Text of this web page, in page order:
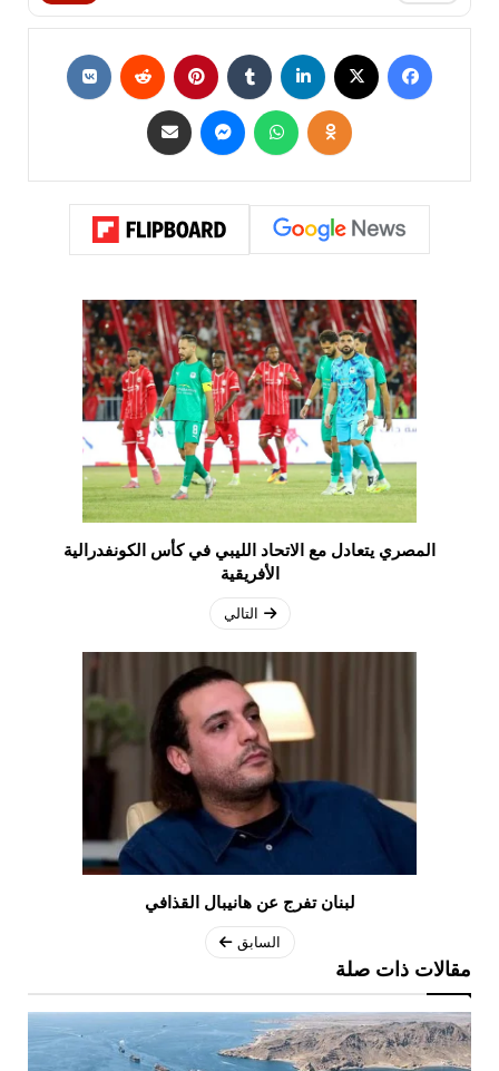
المصري يتعادل مع الاتحاد الليبي في كأس الكونفدرالية
الأفريقية
التالي
لبنان تفرج عن هانيبال القذافي
السابق
مقالات ذات صلة